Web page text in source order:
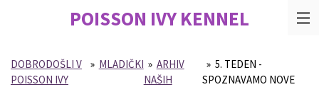
content
POISSON IVYKENNEL
DOBRODOŠLI V
POISSON IVY
» MLADIČKI » ARHIV
NAŠIH
» 5. TEDEN -
SPOZNAVAMO NOVE